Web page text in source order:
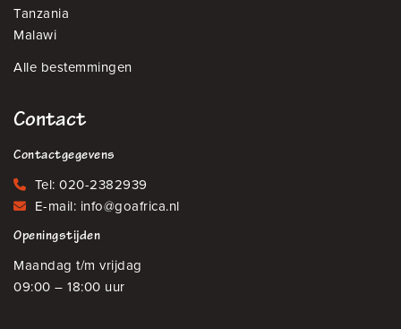
Tanzania
Malawi
Alle bestemmingen
Contact
Contactgegevens
Tel: 020-2382939
E-mail: info@goafrica.nl
Openingstijden
Maandag t/m vrijdag
09:00 – 18:00 uur